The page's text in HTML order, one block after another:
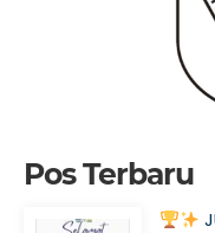
Pos Terbaru